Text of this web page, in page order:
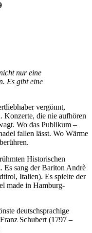
nur eine
Es gibt eine
vergönnt,
Konzerte, die nie aufhören
Wo das Publikum –
fallen lässt. Wo Wärme
Historischen
Es sang der Bariton Andrè
Italien). Es spielte der
made in Hamburg-
deutschsprachige
Schubert (1797 –